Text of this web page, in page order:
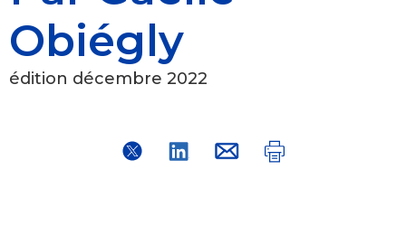
Obiégly
édition décembre 2022